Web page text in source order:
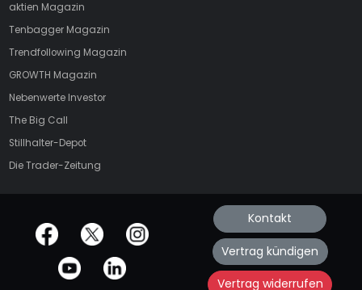
aktien Magazin
Tenbagger Magazin
Trendfollowing Magazin
GROWTH Magazin
Nebenwerte Investor
The Big Call
Stillhalter-Depot
Die Trader-Zeitung
offizielle Social Media-Accounts Kontakt
Vertrag kündigen
Vertrag widerrufen